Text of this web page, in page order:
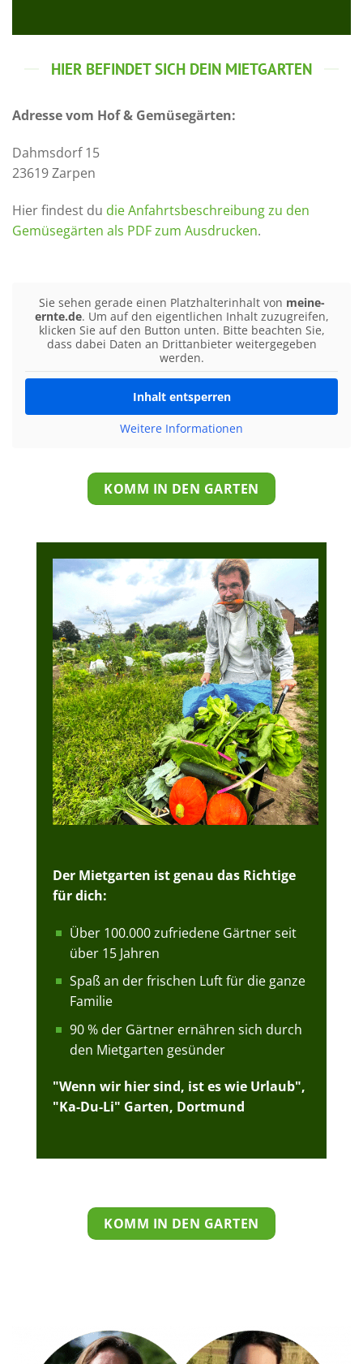
HIER BEFINDET SICH DEIN MIETGARTEN
Adresse vom Hof & Gemüsegärten:
Dahmsdorf 15
23619 Zarpen
Hier findest du die Anfahrtsbeschreibung zu den
Gemüsegärten als PDF zum Ausdrucken.
Sie sehen gerade einen Platzhalterinhalt von meine-
ernte.de. Um auf den eigentlichen Inhalt zuzugreifen,
klicken Sie auf den Button unten. Bitte beachten Sie,
dass dabei Daten an Drittanbieter weitergegeben
werden.
Inhalt entsperren
Weitere Informationen
KOMM IN DEN GARTEN
Der Mietgarten ist genau das Richtige
für dich:
Über 100.000 zufriedene Gärtner seit
über 15 Jahren
Spaß an der frischen Luft für die ganze
Familie
90 % der Gärtner ernähren sich durch
den Mietgarten gesünder
"Wenn wir hier sind, ist es wie Urlaub",
"Ka-Du-Li" Garten, Dortmund
KOMM IN DEN GARTEN